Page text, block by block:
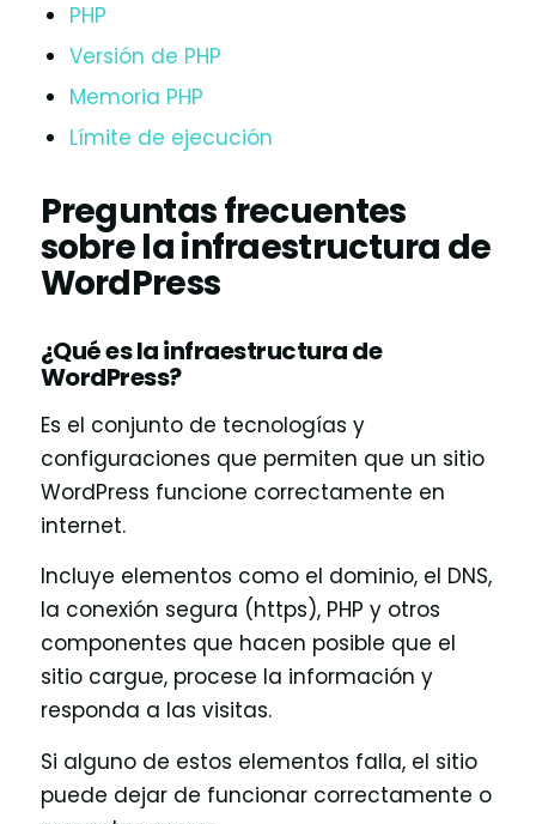
PHP
Versión de PHP
Memoria PHP
Límite de ejecución
Preguntas frecuentes
sobre la infraestructura de
WordPress
¿Qué es la infraestructura de
WordPress?
Es el conjunto de tecnologías y
configuraciones que permiten que un sitio
WordPress funcione correctamente en
internet.
Incluye elementos como el dominio, el DNS,
la conexión segura (https), PHP y otros
componentes que hacen posible que el
sitio cargue, procese la información y
responda a las visitas.
Si alguno de estos elementos falla, el sitio
puede dejar de funcionar correctamente o